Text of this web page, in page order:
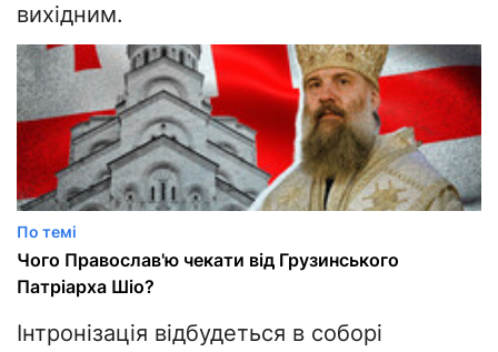
вихідним.
По темі
Чого Православ'ю чекати від Грузинського
Патріарха Шіо?
Інтронізація відбудеться в соборі